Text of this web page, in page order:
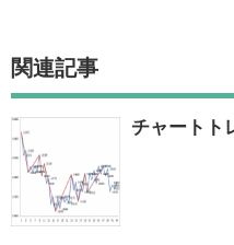
関連記事
チャートト